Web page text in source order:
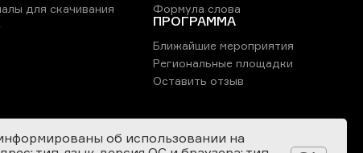
для скачивания
Формула слова
ПРОГРАММА
Ближайшие мероприятия
Региональные площадки
Оставить отзыв
об использовании на